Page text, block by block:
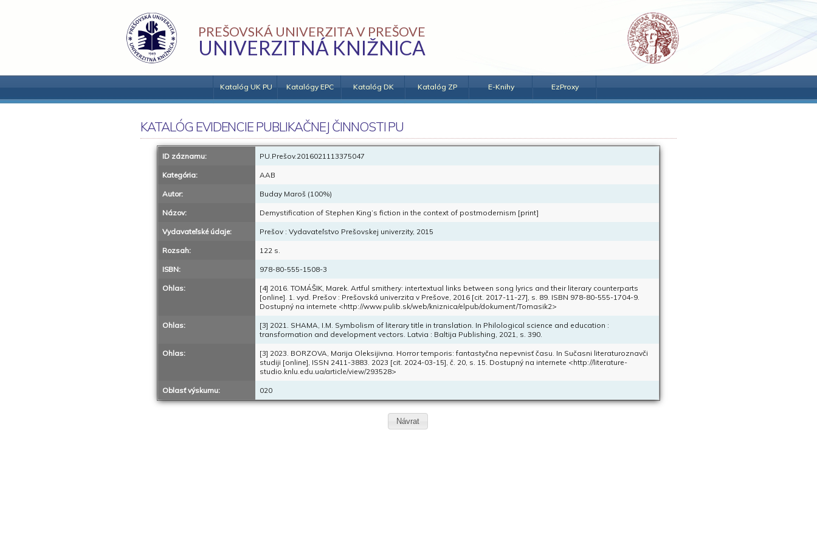
PREŠOVSKÁ UNIVERZITA V PREŠOVE
UNIVERZITNÁ KNIŽNICA
Katalóg UK PU Katalógy EPC Katalóg DK Katalóg ZP E-Knihy EzProxy
KATALÓG EVIDENCIE PUBLIKAČNEJ ČINNOSTI PU
ID záznamu: PU.Prešov.2016021113375047
Kategória: AAB
Autor: Buday Maroš (100%)
Názov: Demystification of Stephen King’s fiction in the context of postmodernism [print]
Vydavateľské údaje: Prešov : Vydavateľstvo Prešovskej univerzity, 2015
Rozsah: 122 s.
ISBN: 978-80-555-1508-3
Ohlas:
[4] 2016. TOMÁŠIK, Marek. Artful smithery: intertextual links between song lyrics and their literary counterparts
[online]. 1. vyd. Prešov : Prešovská univerzita v Prešove, 2016 [cit. 2017-11-27], s. 89. ISBN 978-80-555-1704-9.
Dostupný na internete <http://www.pulib.sk/web/kniznica/elpub/dokument/Tomasik2>
Ohlas:
[3] 2021. SHAMA, I.M. Symbolism of literary title in translation. In Philological science and education :
transformation and development vectors. Latvia : Baltija Publishing, 2021, s. 390.
Ohlas:
[3] 2023. BORZOVA, Marija Oleksijivna. Horror temporis: fantastyčna nepevnisť času. In Sučasni literaturoznavči
studiji [online], ISSN 2411-3883. 2023 [cit. 2024-03-15], č. 20, s. 15. Dostupný na internete <http://literature-
studio.knlu.edu.ua/article/view/293528>
Oblasť výskumu: 020